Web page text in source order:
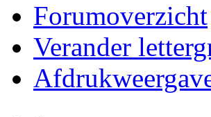
Forumoverzicht
Verander